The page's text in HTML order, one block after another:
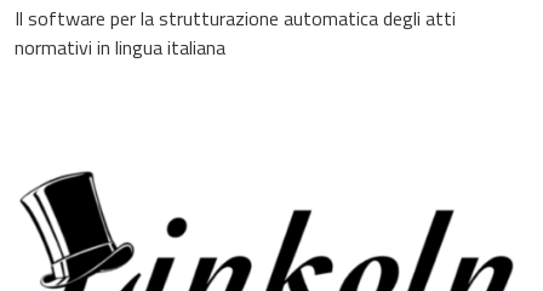
Il software per la strutturazione automatica degli atti
normativi in lingua italiana